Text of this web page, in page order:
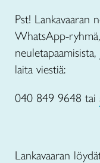
Pst!
WhatsApp-
laita viestiä:
040 849 9648 tai
Lankavaaran